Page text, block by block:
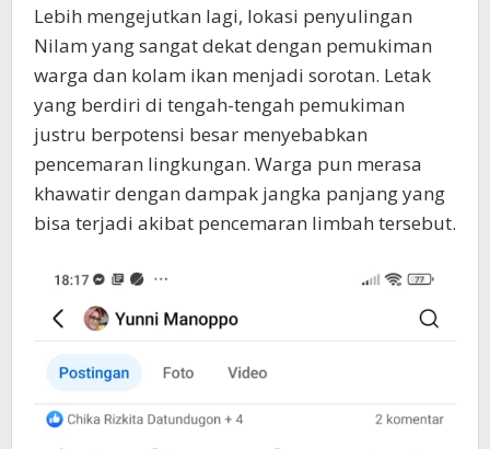
Lebih mengejutkan lagi, lokasi penyulingan
Nilam yang sangat dekat dengan pemukiman
warga dan kolam ikan menjadi sorotan. Letak
yang berdiri di tengah-tengah pemukiman
justru berpotensi besar menyebabkan
pencemaran lingkungan. Warga pun merasa
khawatir dengan dampak jangka panjang yang
bisa terjadi akibat pencemaran limbah tersebut.